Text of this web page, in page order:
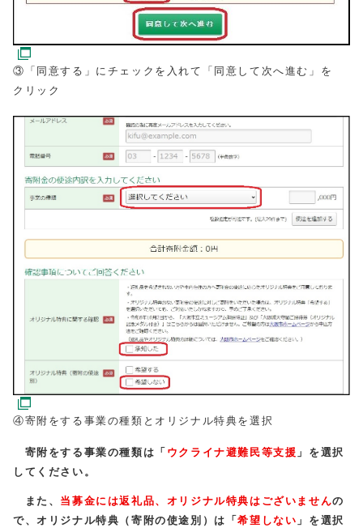
③「同意する」にチェックを入れて「同意して次へ進む」を
クリック
④寄附をする事業の種類とオリジナル特典を選択
寄附をする事業の種類は「 ウクライナ避難民等支援 」を選択
してください。
また、 当募金には返礼品、オリジナル特典はございませんの
で、オリジナル特典（寄附の使途別）は「希望しない 」を選択